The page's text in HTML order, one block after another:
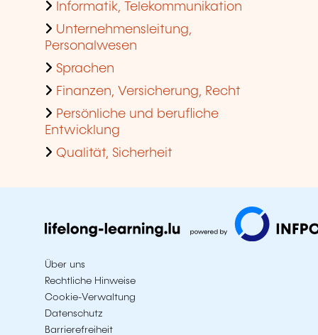
Informatik, Telekommunikation
Unternehmensleitung,
Personalwesen
Sprachen
Finanzen, Versicherung, Recht
Persönliche und berufliche
Entwicklung
Qualität, Sicherheit
Über uns
Rechtliche Hinweise
Cookie-Verwaltung
Datenschutz
Barrierefreiheit